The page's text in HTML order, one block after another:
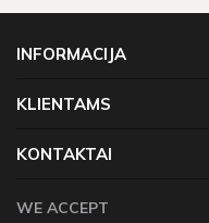
INFORMACIJA
KLIENTAMS
KONTAKTAI
WE ACCEPT